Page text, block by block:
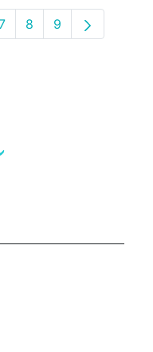
Use TAB para
PáginaPágina
8 Página
9